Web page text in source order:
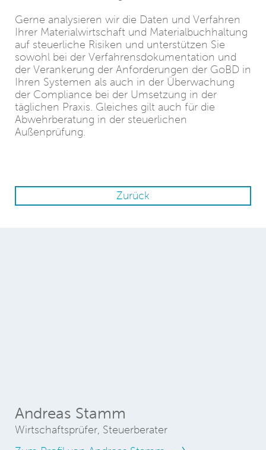
Gerne analysieren wir die Daten und Verfahren
Ihrer Materialwirtschaft und Materialbuchhaltung
auf steuerliche Risiken und unterstützen Sie
sowohl bei der Verfahrensdokumentation und
der Verankerung der Anforderungen der GoBD in
Ihren Systemen als auch in der Überwachung
der Compliance bei der Umsetzung in der
täglichen Praxis. Gleiches gilt auch für die
Abwehrberatung in der steuerlichen
Außenprüfung.
Zurück
Andreas Stamm
Wirtschaftsprüfer, Steuerberater